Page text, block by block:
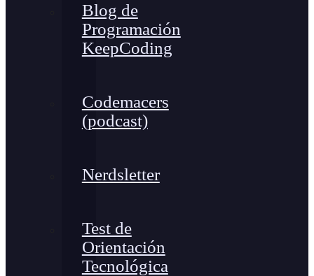
Blog de
Programación
KeepCoding
Codemacers
(podcast)
Nerdsletter
Test de
Orientación
Tecnológica